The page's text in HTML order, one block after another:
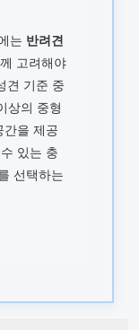
는 반려견
고려해야
견 기준 중
상의 중형
간을 제공
있는 충
선택하는